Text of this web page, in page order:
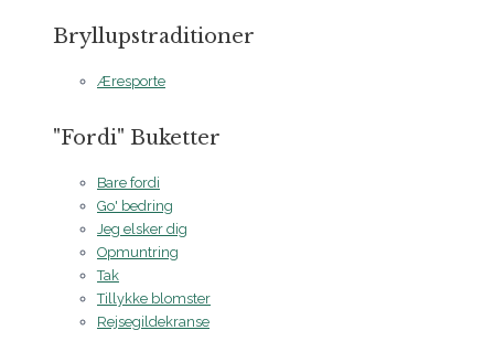
Bryllupstraditioner
Æresporte
"Fordi" Buketter
Bare fordi
Go' bedring
Jeg elsker dig
Opmuntring
Tak
Tillykke blomster
Rejsegildekranse